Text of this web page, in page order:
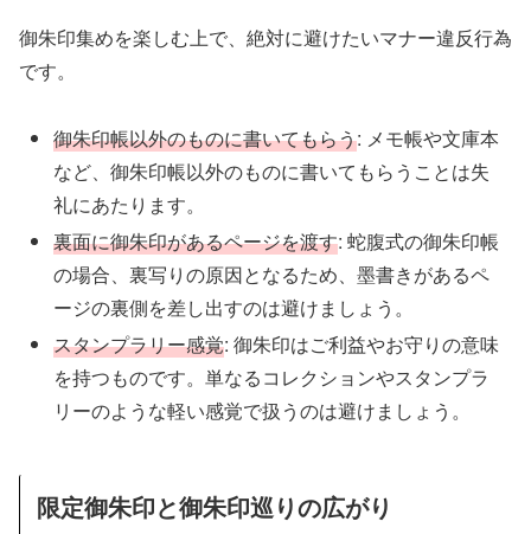
御朱印集めを楽しむ上で、絶対に避けたいマナー違反行為
です。
御朱印帳以外のものに書いてもらう: メモ帳や文庫本
など、御朱印帳以外のものに書いてもらうことは失
礼にあたります。
裏面に御朱印があるページを渡す: 蛇腹式の御朱印帳
の場合、裏写りの原因となるため、墨書きがあるペ
ージの裏側を差し出すのは避けましょう。
スタンプラリー感覚: 御朱印はご利益やお守りの意味
を持つものです。単なるコレクションやスタンプラ
リーのような軽い感覚で扱うのは避けましょう。
限定御朱印と御朱印巡りの広がり